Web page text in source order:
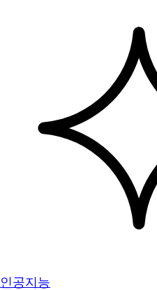
인공지능